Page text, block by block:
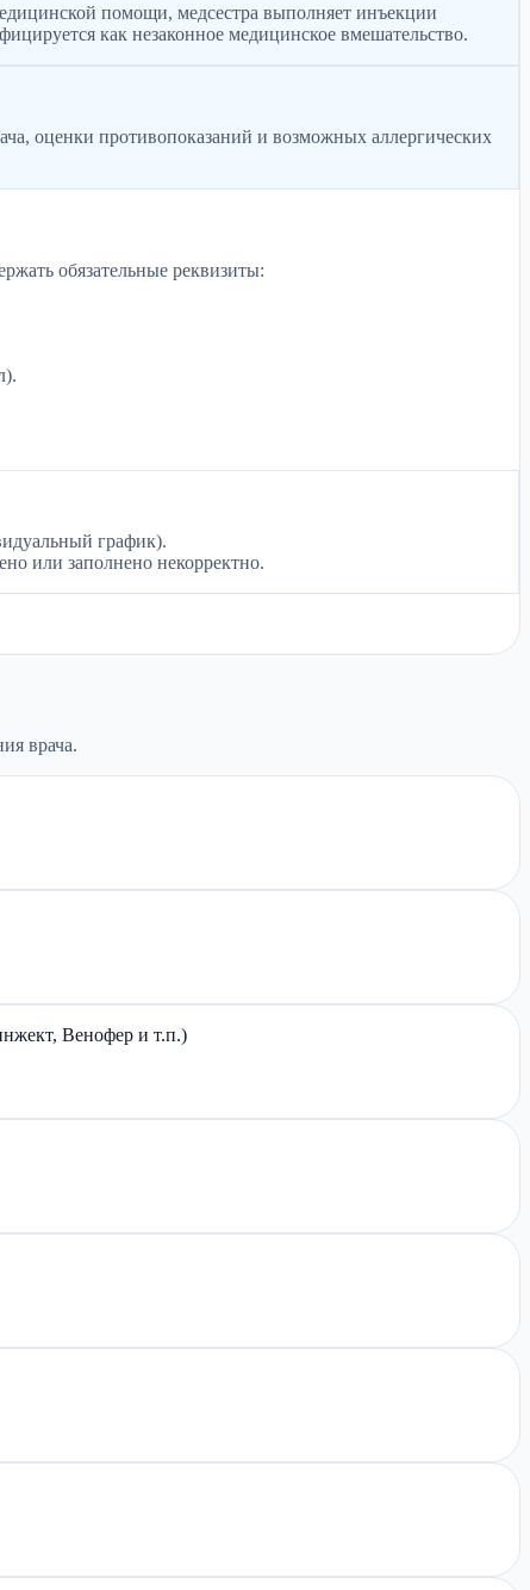
помощи, медсестра выполняет инъекции
как незаконное медицинское вмешательство.
оценки противопоказаний и возможных аллергических
обязательные реквизиты:
график).
или заполнено некорректно.
врача.
Венофер и т.п.)